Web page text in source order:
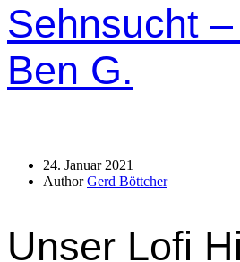
Sehnsucht
Ben G.
24. Januar 2021
AuthorGerd Böttcher
Unser Lofi